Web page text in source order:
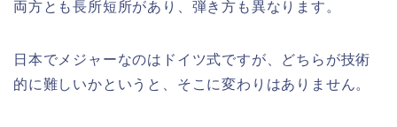
両方とも長所短所があり、弾き方も異なります。
日本でメジャーなのはドイツ式ですが、どちらが技術
的に難しいかというと、そこに変わりはありません。